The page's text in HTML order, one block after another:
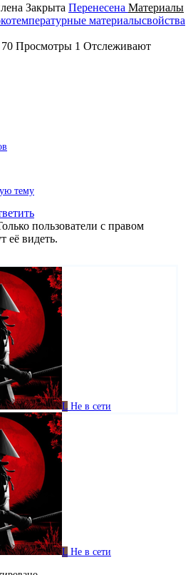
Закрыта Перенесена Материалы
материалысвойства
70 Просмотры 1 Отслеживают
тему
пользователи с правом
её видеть.
L Не в сети
L Не в сети